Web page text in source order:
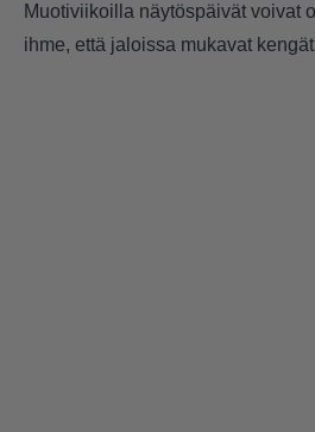
Muotiviikoilla näytöspäivät voivat
ihme, että jaloissa mukavat